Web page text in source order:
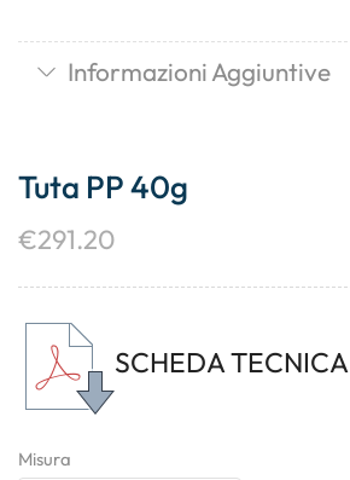
Informazioni Aggiuntive
Tuta PP 40g
€291.20
SCHEDA TECNICA
Misura